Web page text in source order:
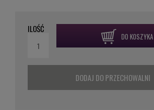
ILOŚĆ
DO KOSZYKA
DODAJ DO PRZECHOWALNI